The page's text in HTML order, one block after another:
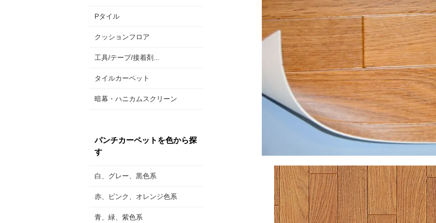
Pタイル
クッションフロア
工具/テープ/接着剤...
タイルカーペット
暗幕・ハニカムスクリーン
パンチカーペットを色から探
す
白、グレー、黒色系
赤、ピンク、オレンジ色系
青、緑、紫色系